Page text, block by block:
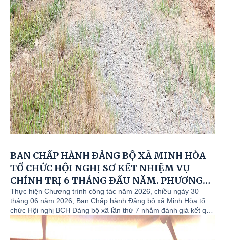
BAN CHẤP HÀNH ĐẢNG BỘ XÃ MINH HÒA
TỔ CHỨC HỘI NGHỊ SƠ KẾT NHIỆM VỤ
CHÍNH TRỊ 6 THÁNG ĐẦU NĂM. PHƯƠNG
HƯỚNG, NHIỆM VỤ 6 THÁNG CUỐI NĂM
2026
Thực hiện Chương trình công tác năm 2026, chiều ngày 30
tháng 06 năm 2026, Ban Chấp hành Đảng bộ xã Minh Hòa tổ
chức Hội nghị BCH Đảng bộ xã lần thứ 7 nhằm đánh giá kết quả
thực hiện nhiệm vụ chính trị 6 tháng đầu năm, triển khai nhiệm
vụ, giải pháp trọng tâm 6 tháng cuối năm 2026 và xem xét nhiều